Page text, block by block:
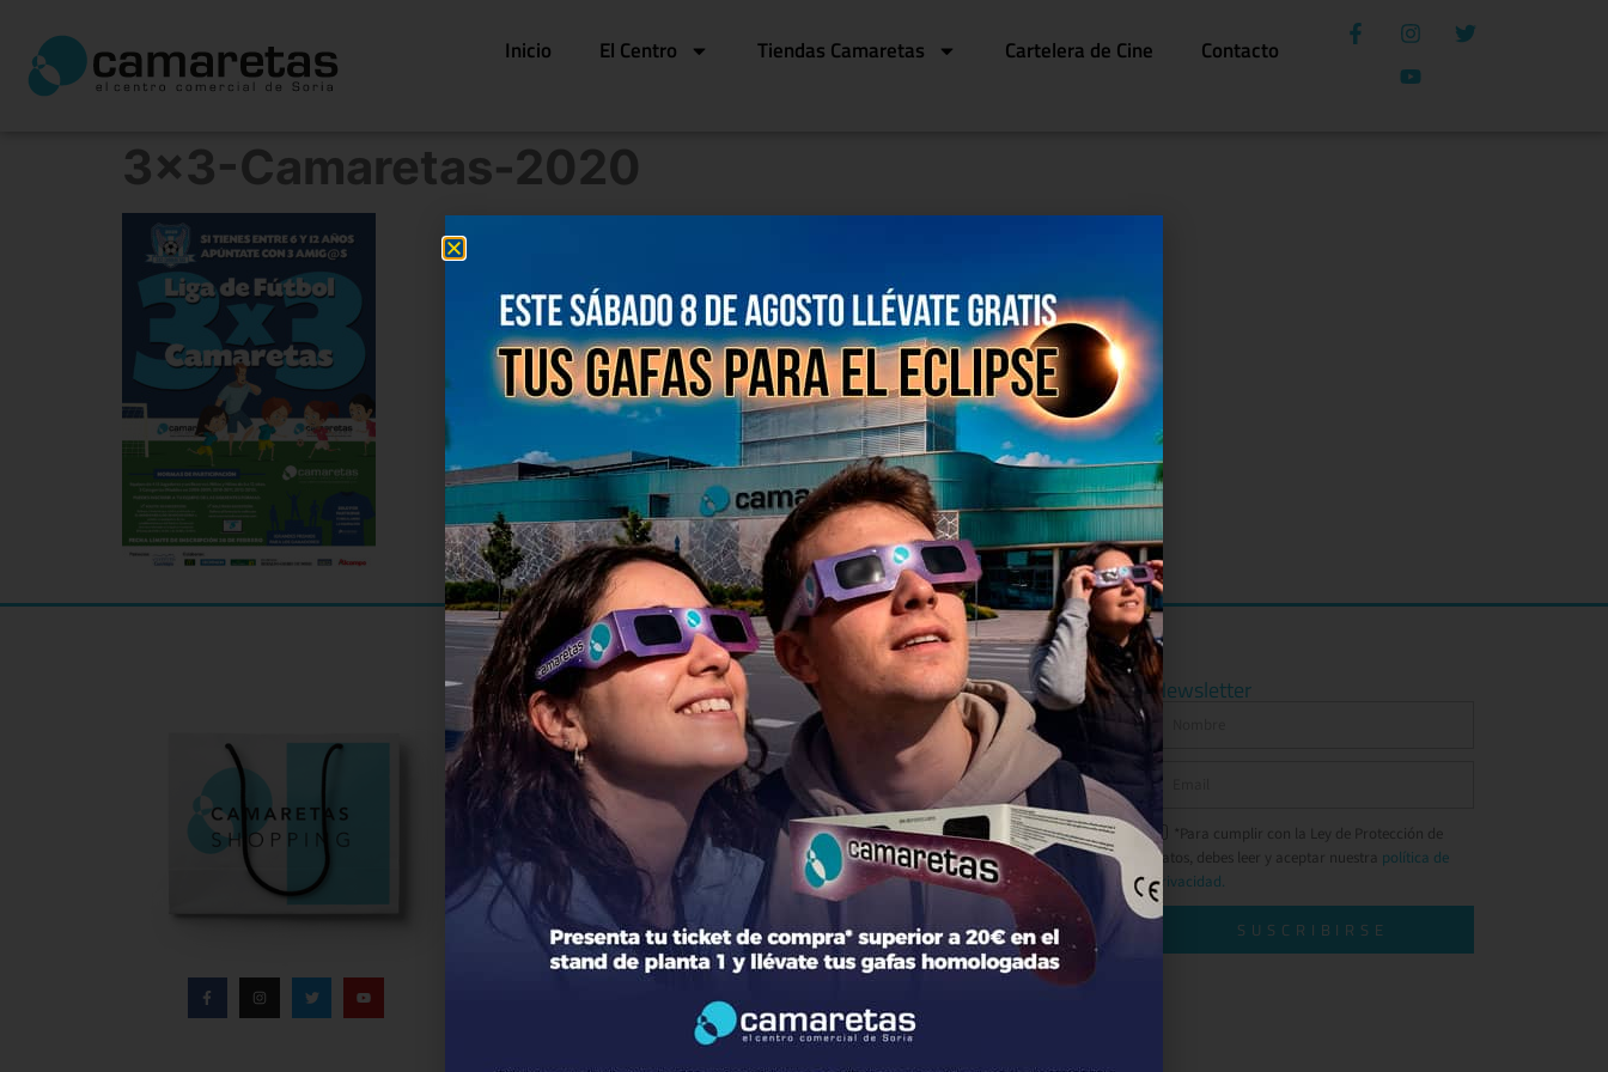
Inicio El Centro Tiendas Camaretas Cartelera de Cine Contacto
3×3-Camaretas-2020
Información del centro
Información general
Directorio de tiendas y Planos
Contacto
Política de Privacidad
Aviso Legal
Política de Cookies
Bases legales Concursos y Promociones
Tiendas
Hogar y Alimentación
Regalos y Complementos
Ocio y Restauración
Servicios
Newsletter
*Para cumplir con la Ley de Protección de
Datos, debes leer y aceptar nuestra política de
privacidad.
SUSCRIBIRSE